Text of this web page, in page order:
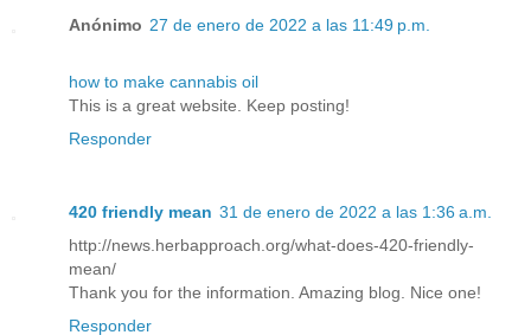
Anónimo 27 de enero de 2022 a las 11:49 p.m.
how to make cannabis oil
This is a great website. Keep posting!
Responder
420 friendly mean 31 de enero de 2022 a las 1:36 a.m.
http://news.herbapproach.org/what-does-420-friendly-
mean/
Thank you for the information. Amazing blog. Nice one!
Responder